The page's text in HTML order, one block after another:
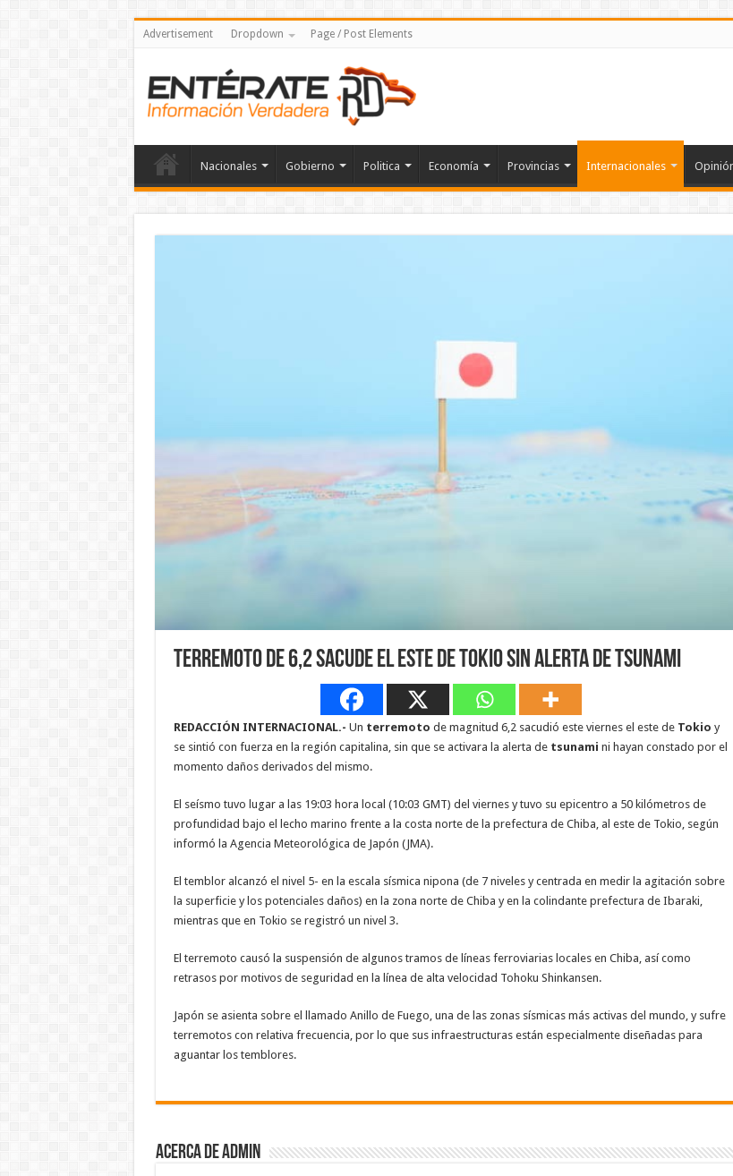
Advertisement Dropdown Page / Post Elements
Nacionales Gobierno Politica Economía Provincias Internacionales
Terremoto de 6,2 sacude el este de Tokio sin alerta de tsunami
REDACCIÓN INTERNACIONAL.- Un terremoto de magnitud 6,2 sacudió este viernes el este de Tokio y
se sintió con fuerza en la región capitalina, sin que se activara la alerta de tsunami ni hayan constado por el
momento daños derivados del mismo.
El seísmo tuvo lugar a las 19:03 hora local (10:03 GMT) del viernes y tuvo su epicentro a 50 kilómetros de
profundidad bajo el lecho marino frente a la costa norte de la prefectura de Chiba, al este de Tokio, según
informó la Agencia Meteorológica de Japón (JMA).
El temblor alcanzó el nivel 5- en la escala sísmica nipona (de 7 niveles y centrada en medir la agitación sobre
la superficie y los potenciales daños) en la zona norte de Chiba y en la colindante prefectura de Ibaraki,
mientras que en Tokio se registró un nivel 3.
El terremoto causó la suspensión de algunos tramos de líneas ferroviarias locales en Chiba, así como
retrasos por motivos de seguridad en la línea de alta velocidad Tohoku Shinkansen.
Japón se asienta sobre el llamado Anillo de Fuego, una de las zonas sísmicas más activas del mundo, y sufre
terremotos con relativa frecuencia, por lo que sus infraestructuras están especialmente diseñadas para
aguantar los temblores.
Acerca de admin